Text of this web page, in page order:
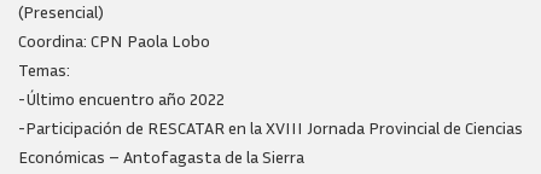
(Presencial)
Coordina: CPN Paola Lobo
Temas:
-Último encuentro año 2022
-Participación de RESCATAR en la XVIII Jornada Provincial de Ciencias
Económicas – Antofagasta de la Sierra